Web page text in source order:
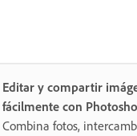
Editar y compartir
fácilmente con
Combina fotos,